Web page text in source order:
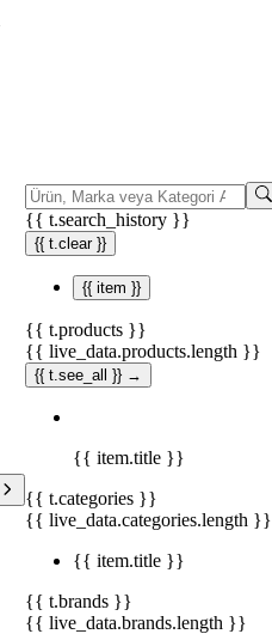
{{ t.search_history }}
{{ t.clear }}
{{ item }}
{{ t.products }}
{{ live_data.products.length }}
{{ t.see_all }} →
{{ item.title }}
{{ t.categories }}
{{ live_data.categories.length }}
{{ item.title }}
{{ t.brands }}
{{ live_data.brands.length }}